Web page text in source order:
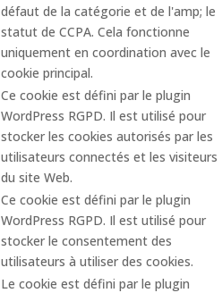
défaut de la catégorie et de l'amp; le
statut de CCPA. Cela fonctionne
uniquement en coordination avec le
cookie principal.
Ce cookie est défini par le plugin
WordPress RGPD. Il est utilisé pour
stocker les cookies autorisés par les
utilisateurs connectés et les visiteurs
du site Web.
Ce cookie est défini par le plugin
WordPress RGPD. Il est utilisé pour
stocker le consentement des
utilisateurs à utiliser des cookies.
Le cookie est défini par le plugin